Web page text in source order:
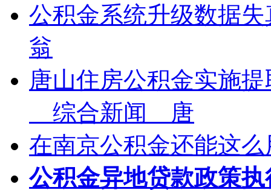
公积金系统升级数据
翁
唐山住房公积金实施
＿综合新闻＿唐
在南京公积金还能这么
公积金异地贷款政策